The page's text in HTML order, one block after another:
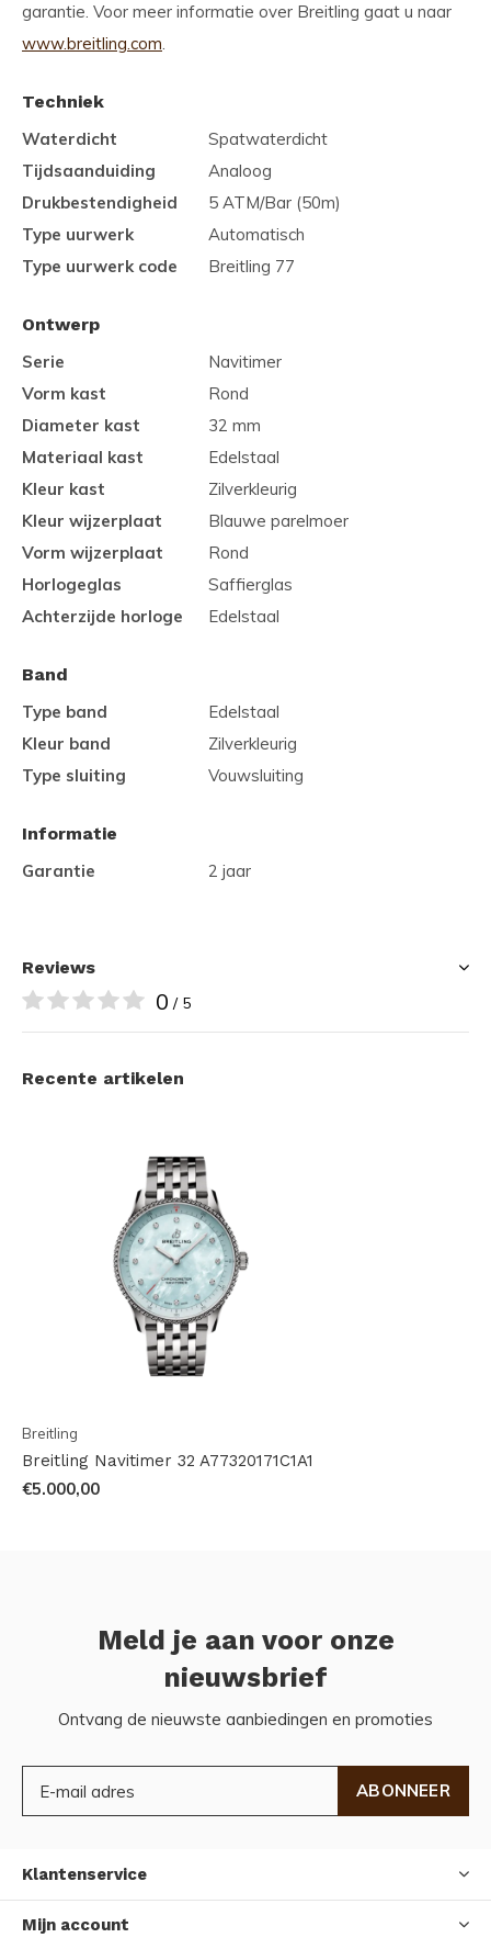
garantie. Voor meer informatie over Breitling gaat u naar
www.breitling.com.
Techniek
Waterdicht
Spatwaterdicht
Tijdsaanduiding
Analoog
Drukbestendigheid
5 ATM/Bar (50m)
Type uurwerk
Automatisch
Type uurwerk code
Breitling 77
Ontwerp
Serie
Navitimer
Vorm kast
Rond
Diameter kast
32 mm
Materiaal kast
Edelstaal
Kleur kast
Zilverkleurig
Kleur wijzerplaat
Blauwe parelmoer
Vorm wijzerplaat
Rond
Horlogeglas
Saffierglas
Achterzijde horloge
Edelstaal
Band
Type band
Edelstaal
Kleur band
Zilverkleurig
Type sluiting
Vouwsluiting
Informatie
Garantie
2 jaar
Reviews
0 / 5
Recente artikelen
Breitling
Breitling Navitimer 32 A77320171C1A1
€5.000,00
Meld je aan voor onze
nieuwsbrief
Ontvang de nieuwste aanbiedingen en promoties
ABONNEER
Klantenservice
Mijn account